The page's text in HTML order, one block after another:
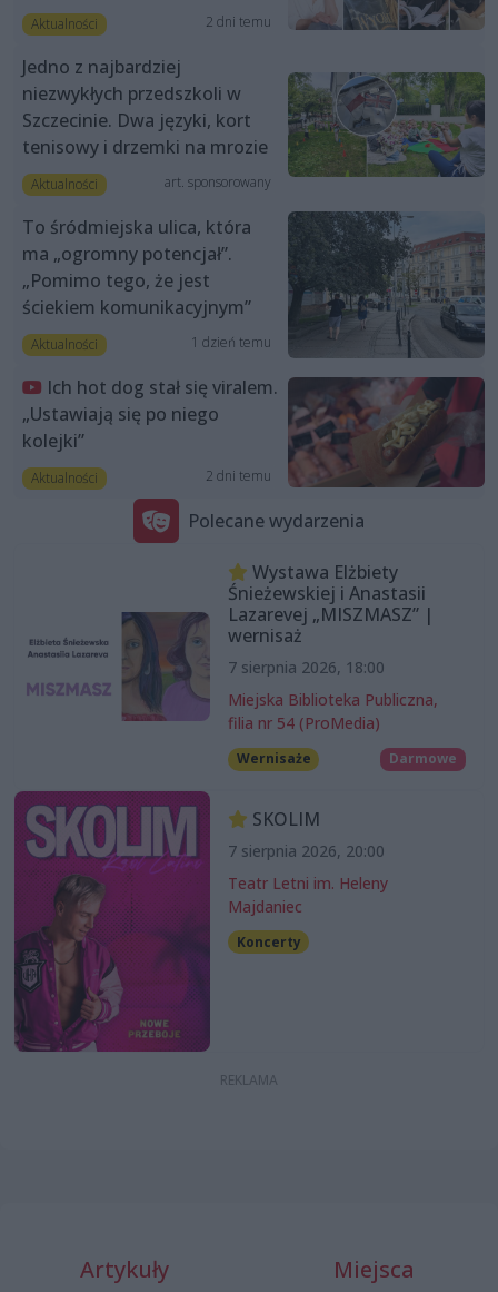
Aktualności 2 dni temu
Jedno z najbardziej
niezwykłych przedszkoli w
Szczecinie. Dwa języki, kort
tenisowy i drzemki na mrozie
Aktualności art. sponsorowany
To śródmiejska ulica, która
ma „ogromny potencjał”.
„Pomimo tego, że jest
ściekiem komunikacyjnym”
Aktualności 1 dzień temu
Ich hot dog stał się viralem.
„Ustawiają się po niego
kolejki”
Aktualności 2 dni temu
Polecane wydarzenia
Wystawa Elżbiety
Śnieżewskiej i Anastasii
Lazarevej „MISZMASZ” |
wernisaż
7 sierpnia 2026, 18:00
Miejska Biblioteka Publiczna,
filia nr 54 (ProMedia)
Wernisaże Darmowe
SKOLIM
7 sierpnia 2026, 20:00
Teatr Letni im. Heleny
Majdaniec
Koncerty
Artykuły Miejsca